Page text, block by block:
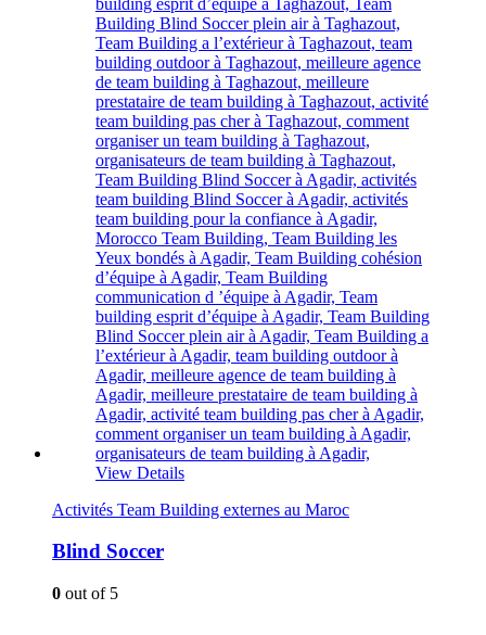
View Details
Activités Team Building externes au Maroc
Blind Soccer
0 out of 5